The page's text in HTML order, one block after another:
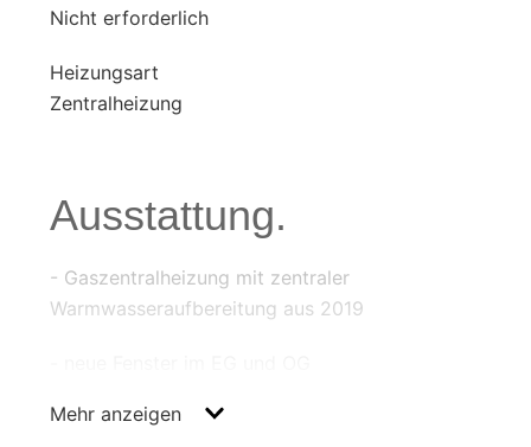
Nicht erforderlich
Heizungsart
Zentralheizung
Ausstattung.
- Gaszentralheizung mit zentraler
Warmwasseraufbereitung aus 2019
- geschliffener und geölter Massivdielenboden
Mehr anzeigen